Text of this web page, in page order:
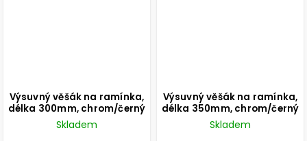
Výsuvný věšák na ramínka,
délka 300mm, chrom/černý
Skladem
Výsuvný věšák na ramínka,
délka 350mm, chrom/černý
Skladem